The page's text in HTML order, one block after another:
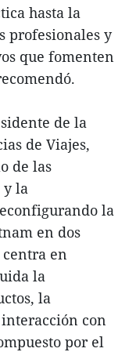
hasta la
profesionales y
que fomenten
de la
de Viajes,
de las
y la
la
en dos
en
la
la
con
por el